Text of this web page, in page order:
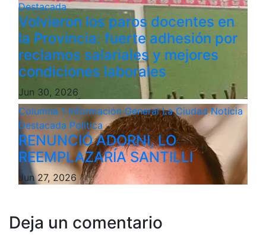
Destacada
Volvieron los paros docentes en
la Provincia: fuerte adhesión por
reclamos salariales y mejores
condiciones laborales
Jun 30, 2026
Columna 1 Información GeneralLa CiudadNoticia
Destacada Politica
RENUNCIÓ ADORNI, LO
REEMPLAZARÍA SANTILLI
Jun 27, 2026
Deja un comentario